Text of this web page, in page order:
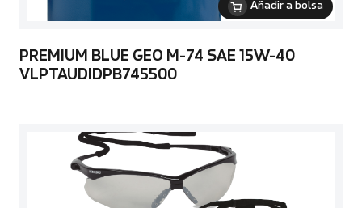
Añadir a bolsa
PREMIUM BLUE GEO M-74 SAE 15W-40
VLPTAUDIDPB745500